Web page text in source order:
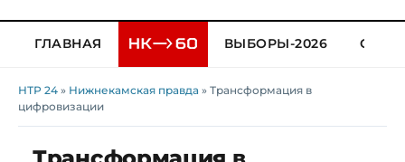
ГЛАВНАЯ ВЫБОРЫ-2026
НТР 24 » Нижнекамская правда » Трансформация в
цифровизации